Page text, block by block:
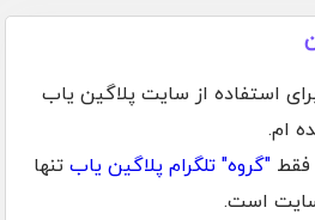
استفاده از سایت پلاگین یاب
ام.
فقط "گروه" تلگرام پلاگین یاب تنها
است.